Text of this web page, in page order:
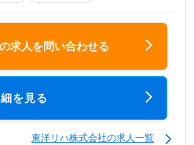
求人を問い合わせる
を見る
東洋リハ株式会社の求人一覧